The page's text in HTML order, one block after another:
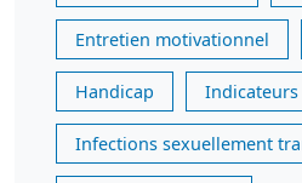
Entretien motivationnel
Handicap
Infections sexuellement